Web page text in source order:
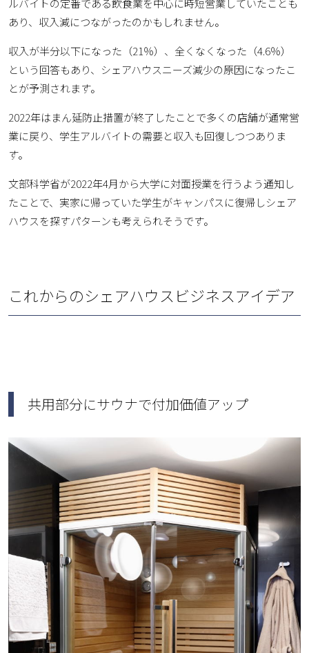
ルバイトの定番である飲食業を中心に時短営業していたことも
あり、収入減につながったのかもしれません。
収入が半分以下になった（21％）、全くなくなった（4.6％）
という回答もあり、シェアハウスニーズ減少の原因になったこ
とが予測されます。
2022年はまん延防止措置が終了したことで多くの店舗が通常営
業に戻り、学生アルバイトの需要と収入も回復しつつありま
す。
文部科学省が2022年4月から大学に対面授業を行うよう通知し
たことで、実家に帰っていた学生がキャンパスに復帰しシェア
ハウスを探すパターンも考えられそうです。
これからのシェアハウスビジネスアイデア
共用部分にサウナで付加価値アップ